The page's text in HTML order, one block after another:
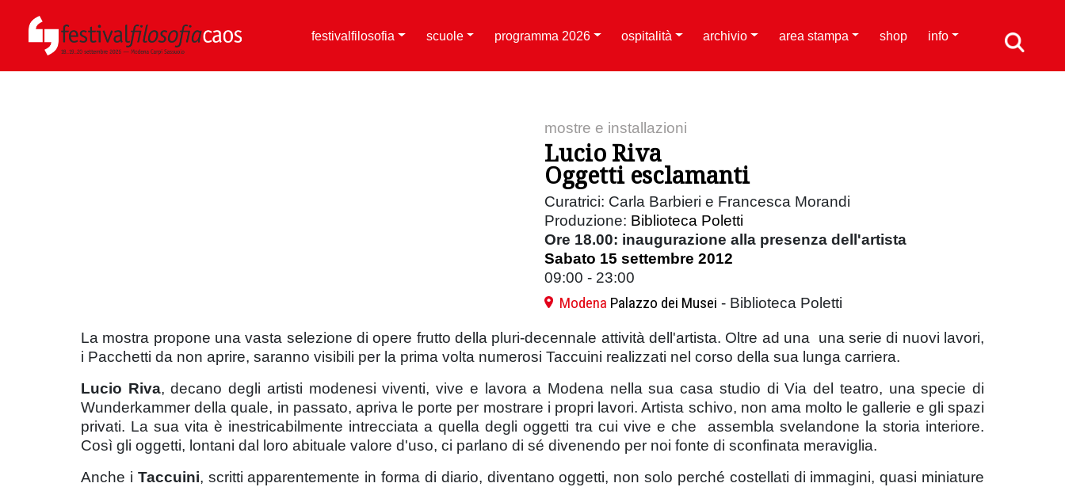
festivalfilosofia scuole programma 2026 ospitalità archivio area stampa shop info
mostre e installazioni
Lucio Riva
Oggetti esclamanti
Curatrici: Carla Barbieri e Francesca Morandi
Produzione: Biblioteca Poletti
Ore 18.00: inaugurazione alla presenza dell'artista
Sabato 15 settembre 2012
09:00 - 23:00
Modena Palazzo dei Musei - Biblioteca Poletti
La mostra propone una vasta selezione di opere frutto della pluri-decennale attività dell'artista. Oltre ad una una serie di nuovi lavori,
i Pacchetti da non aprire, saranno visibili per la prima volta numerosi Taccuini realizzati nel corso della sua lunga carriera.
Lucio Riva, decano degli artisti modenesi viventi, vive e lavora a Modena nella sua casa studio di Via del teatro, una specie di
Wunderkammer della quale, in passato, apriva le porte per mostrare i propri lavori. Artista schivo, non ama molto le gallerie e gli spazi
privati. La sua vita è inestricabilmente intrecciata a quella degli oggetti tra cui vive e che assembla svelandone la storia interiore.
Così gli oggetti, lontani dal loro abituale valore d'uso, ci parlano di sé divenendo per noi fonte di sconfinata meraviglia.
Anche i Taccuini, scritti apparentemente in forma di diario, diventano oggetti, non solo perché costellati di immagini, quasi miniature